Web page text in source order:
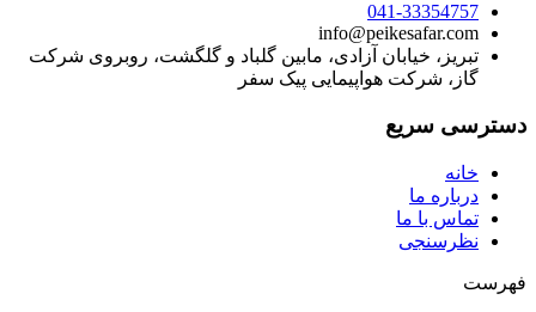
041-33354757
info@peikesafar.com
تبریز، خیابان آزادی، مابین گلباد و گلگشت، روبروی شرکت
گاز، شرکت هواپیمایی پیک سفر
دسترسی سریع
خانه
درباره ما
تماس با ما
نظرسنجی
فهرست